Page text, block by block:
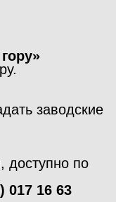
заводские
доступно по
017 16 63